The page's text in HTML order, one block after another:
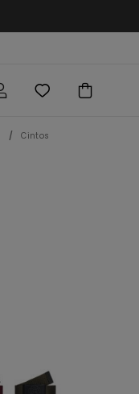
Cintos